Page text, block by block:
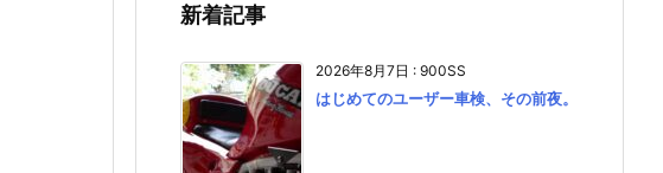
新着記事
2026年8月7日 : 900SS
はじめてのユーザー車検、その前夜。